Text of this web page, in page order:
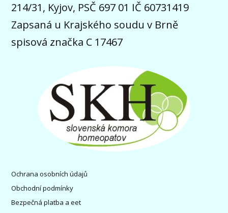
214/31, Kyjov, PSČ 697 01 IČ 60731419
Zapsaná u Krajského soudu v Brně
spisová značka C 17467
Ochrana osobních údajů
Obchodní podmínky
Bezpečná platba a eet